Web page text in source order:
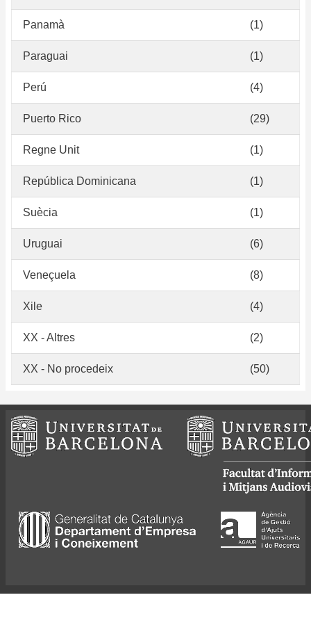
Panamà (1)
Paraguai (1)
Perú (4)
Puerto Rico (29)
Regne Unit (1)
República Dominicana (1)
Suècia (1)
Uruguai (6)
Veneçuela (8)
Xile (4)
XX - Altres (2)
XX - No procedeix (50)